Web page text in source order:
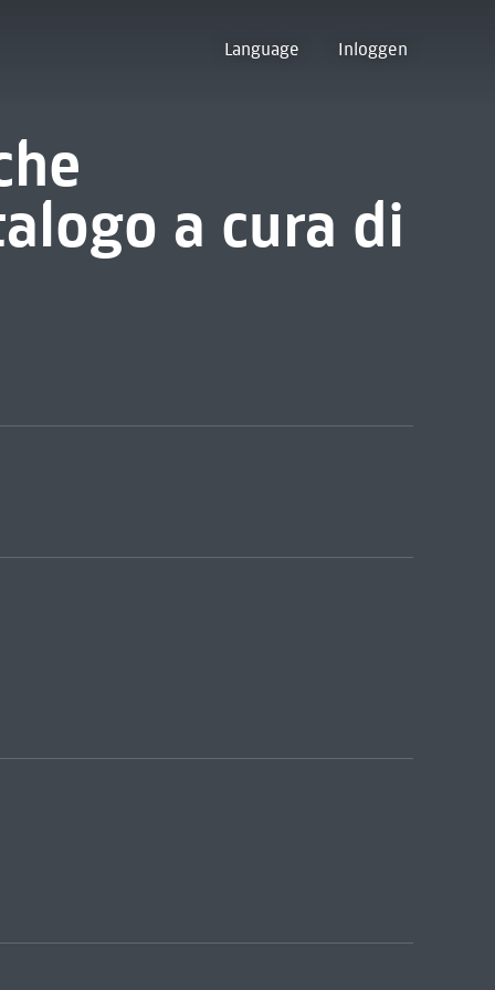
Language Inloggen
a cura di